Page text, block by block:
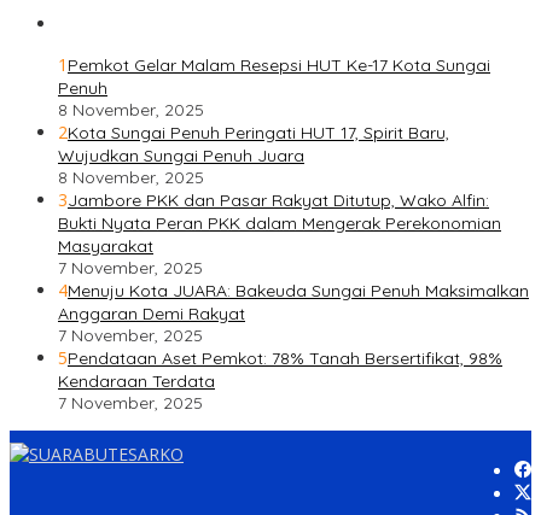
1 Pemkot Gelar Malam Resepsi HUT Ke-17 Kota Sungai
Penuh
8 November, 2025
2Kota Sungai Penuh Peringati HUT 17, Spirit Baru,
Wujudkan Sungai Penuh Juara
8 November, 2025
3Jambore PKK dan Pasar Rakyat Ditutup, Wako Alfin:
Bukti Nyata Peran PKK dalam Mengerak Perekonomian
Masyarakat
7 November, 2025
4Menuju Kota JUARA: Bakeuda Sungai Penuh Maksimalkan
Anggaran Demi Rakyat
7 November, 2025
5Pendataan Aset Pemkot: 78% Tanah Bersertifikat, 98%
Kendaraan Terdata
7 November, 2025